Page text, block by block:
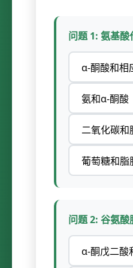
问题 1: 氨基
α-酮酸和相
氨和α-酮酸
二氧化碳和
葡萄糖和脂
问题 2: 谷氨酸
α-酮戊二酸